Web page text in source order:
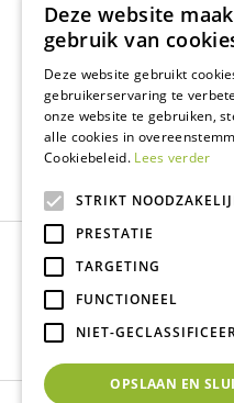
+32 934 806 03
info@interflower.be
Tuincentrum
Dierenwinkel
Tuinplanten
Cafetaria
Deze website
gebruik van
Deze website gebruikt
gebruikerservaring te
onze website te gebruiken,
alle cookies in
Cookiebeleid. Lees verder
STRIKT
PRESTATIE
TARGETING
FUNCTIONEEL
NIET-
OPSLAAN EN